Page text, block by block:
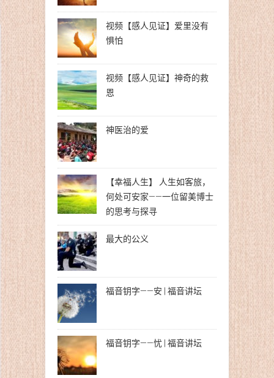
视频【感人见证】爱里没有
惧怕
视频【感人见证】神奇的救
恩
神医治的爱
【幸福人生】 人生如客旅，
何处可安家——一位留美博士
的思考与探寻
最大的公义
福音钥字——安 | 福音讲坛
福音钥字——忧 | 福音讲坛